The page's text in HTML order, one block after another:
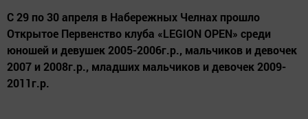
С 29 по 30 апреля в Набережных Челнах прошло
Открытое Первенство клуба «LEGION OPEN» среди
юношей и девушек 2005-2006г.р., мальчиков и девочек
2007 и 2008г.р., младших мальчиков и девочек 2009-
2011г.р.